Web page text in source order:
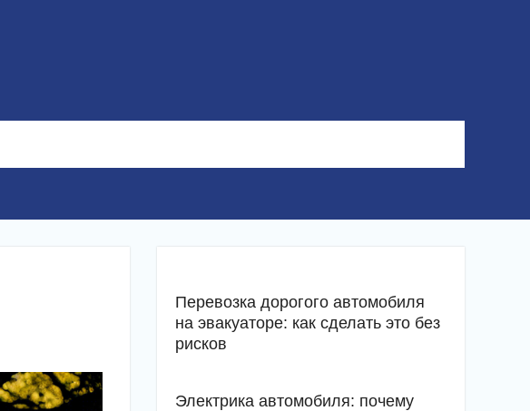
Перевозка дорогого автомобиля
на эвакуаторе: как сделать это без
рисков
Электрика автомобиля: почему